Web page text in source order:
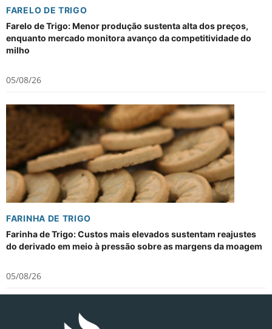
FARELO DE TRIGO
Farelo de Trigo: Menor produção sustenta alta dos preços,
enquanto mercado monitora avanço da competitividade do
milho
05/08/26
FARINHA DE TRIGO
Farinha de Trigo: Custos mais elevados sustentam reajustes
do derivado em meio à pressão sobre as margens da moagem
05/08/26